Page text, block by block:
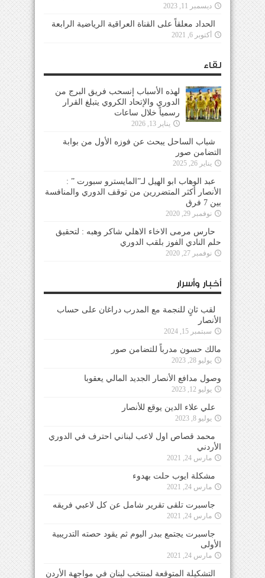
ديسمبر 11, 2023
الحداد معلقاً على القناة العراقية الرياضية الرابعة
أكتوبر 6, 2021
لقاء
لهذه الأسباب إنسحب فريق البرج من
الدوري والإتحاد الكروي يتبلغ القرار
رسمياً خلال ساعات
يناير 13, 2026
شباب الساحل يبحث عن فوزه الأول من بوابة
التضامن صور
يناير 26, 2025
عبد الوهاب ابو الهيل لـ”المايسترو سبورت ” :
الأنصار أكثر المتضررين من توقف الدوري والمنافسة
بين 7 فرق
نوفمبر 29, 2020
حارس مرمى الاخاء الاهلي شاكر وهبه : لتحقيق
حلم النادي الفوز بلقب الدوري
نوفمبر 27, 2020
أخبار وأسرار
لقب ثانٍ للنجمة مع المدرب دراغان على حساب
الأنصار
سبتمبر 15, 2024
مالك حسون مدرباً للتضامن صور
يوليو 28, 2023
وصول مدافع الأنصار الجديد المالي يعقوبا
يوليو 12, 2023
علي علاء الدين يوقع للأنصار
يوليو 8, 2023
محمد قصاص اول لاعب لبناني احترف في الدوري
الأردني
مارس 24, 2021
مشكلة ايوب حلت بهدوء
مارس 24, 2021
جاسبرت تلقى تقرير شامل عن كل لاعبي فريقه
مارس 24, 2021
جاسبرت يجتمع ببدر اليوم ثم يقود حصته التدريبية
الأولى
مارس 24, 2021
التشكيلة المتوقعة لمنتخب لبنان في مواجهة الأردن